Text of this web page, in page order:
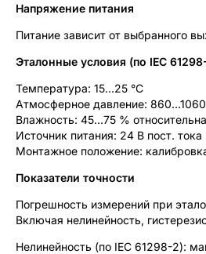
Напряжение питания
Питание зависит от выбранного
Эталонные условия (по IEC
Температура: 15...25 °C
Атмосферное давление:
Влажность: 45...75 %
Источник питания: 24 В пост. тока
Монтажное положение:
Показатели точности
Погрешность измерений при
Включая нелинейность,
Нелинейность (по IEC 61298-2):